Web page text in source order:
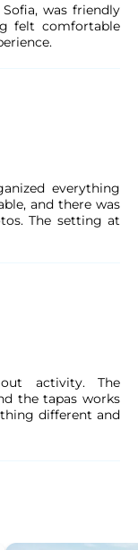
was friendly
felt comfortable
everything
and there was
The setting at
activity. The
the tapas works
different and